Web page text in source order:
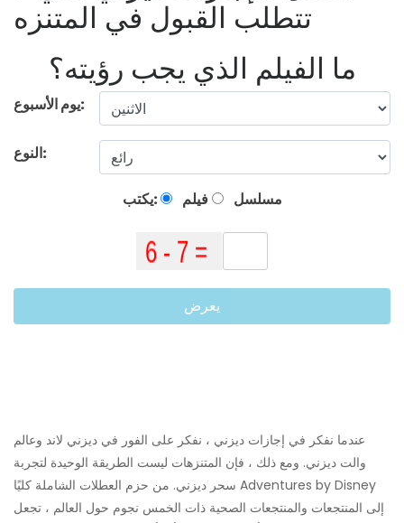
تتطلب القبول في المتنزه
ما الفيلم الذي يجب رؤيته؟
يوم الأسبوع:
النوع:
يكتب: فيلم مسلسل
يعرض
عندما نفكر في إجازات ديزني ، نفكر على الفور في ديزني لاند وعالم
والت ديزني. ومع ذلك ، فإن المتنزهات ليست الطريقة الوحيدة لتجربة
سحر ديزني. من حزم العطلات الشاملة كليًا Adventures by Disney
إلى المنتجعات والمنتجعات الصحية ذات الخمس نجوم حول العالم ، تجعل